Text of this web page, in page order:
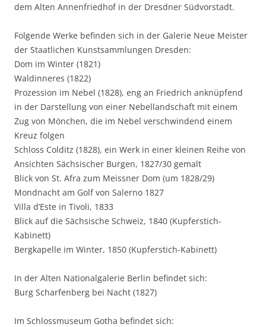
dem Alten Annenfriedhof in der Dresdner Südvorstadt.
Folgende Werke befinden sich in der Galerie Neue Meister
der Staatlichen Kunstsammlungen Dresden:
Dom im Winter (1821)
Waldinneres (1822)
Prozession im Nebel (1828), eng an Friedrich anknüpfend
in der Darstellung von einer Nebellandschaft mit einem
Zug von Mönchen, die im Nebel verschwindend einem
Kreuz folgen
Schloss Colditz (1828), ein Werk in einer kleinen Reihe von
Ansichten Sächsischer Burgen, 1827/30 gemalt
Blick von St. Afra zum Meissner Dom (um 1828/29)
Mondnacht am Golf von Salerno 1827
Villa d’Este in Tivoli, 1833
Blick auf die Sächsische Schweiz, 1840 (Kupferstich-
Kabinett)
Bergkapelle im Winter, 1850 (Kupferstich-Kabinett)
In der Alten Nationalgalerie Berlin befindet sich:
Burg Scharfenberg bei Nacht (1827)
Im Schlossmuseum Gotha befindet sich: